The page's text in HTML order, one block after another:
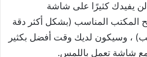
Awesome أو i3 لن يفيدك كثيرًا على شاشة
المكتب المناسب (بشكل أكثر دقة
، وسيكون لديك وقت أفضل بكثير